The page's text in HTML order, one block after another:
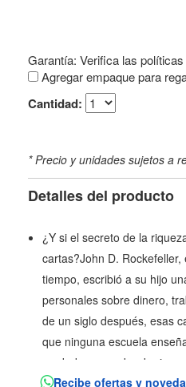
Garantía: Verifica las
Agregar empaque para
Cantidad:
* Precio y unidades sujetos a
Detalles del producto
¿Y si el secreto de la
cartas?John D.
tiempo, escribió a su hijo
personales sobre dinero,
de un siglo después, esas
que ninguna escuela
verdadero creador de
Rockefeller a su Hijo” es
Recibe ofertas y